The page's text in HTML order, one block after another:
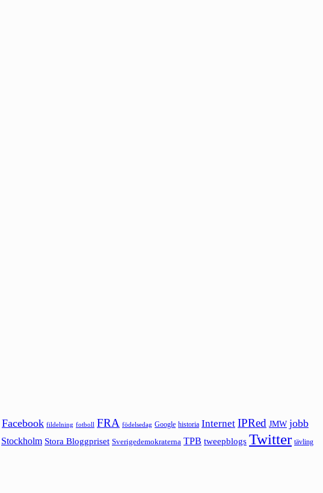
Facebook fildelning fotboll FRA födelsedag Google historia Internet IPRed JMW jobb
Stockholm Stora Bloggpriset Sverigedemokraterna TPB tweepblogs Twitter tävling